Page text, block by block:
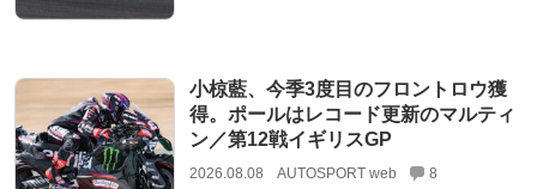
小椋藍、今季3度目のフロントロウ獲
得。ポールはレコード更新のマルティ
ン／第12戦イギリスGP
2026.08.08 AUTOSPORT web 8